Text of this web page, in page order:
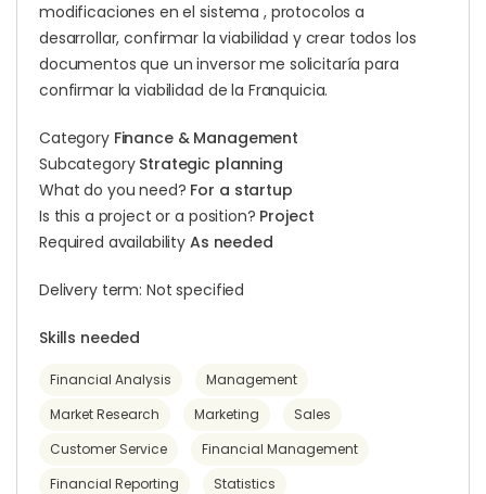
modificaciones en el sistema , protocolos a
desarrollar, confirmar la viabilidad y crear todos los
documentos que un inversor me solicitaría para
confirmar la viabilidad de la Franquicia.
Category Finance & Management
Subcategory Strategic planning
What do you need? For a startup
Is this a project or a position? Project
Required availability As needed
Delivery term: Not specified
Skills needed
Financial Analysis
Management
Market Research
Marketing
Sales
Customer Service
Financial Management
Financial Reporting
Statistics